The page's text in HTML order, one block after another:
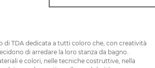
di TDA dedicata a tutti coloro che, con creatività
di arredare la loro stanza da bagno.
e colori, nelle tecniche costruttive, nella